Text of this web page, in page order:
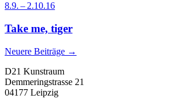
8.9. – 2.10.16
Take me, tiger
Neuere Beiträge →
D21 Kunstraum
Demmeringstrasse 21
04177 Leipzig